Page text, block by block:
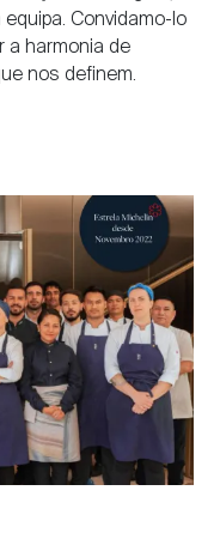
Convidamo-lo
a harmonia de
nos definem.